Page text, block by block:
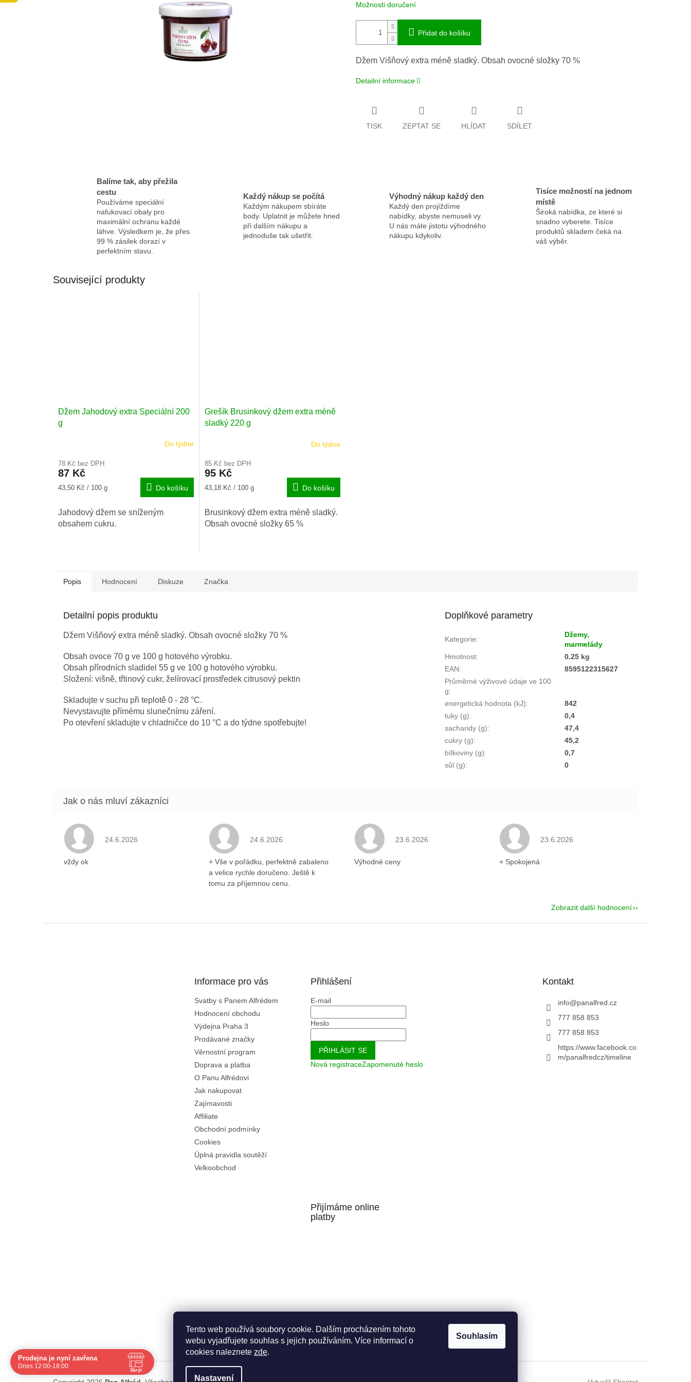
Tento web používá soubory cookie. Dalším procházením tohoto
webu vyjadřujete souhlas s jejich používáním. Více informací o
cookies naleznete zde.
Nastavení
Souhlasím
Možnosti doručení
Přidat do košíku
Džem Višňový extra méně sladký. Obsah ovocné složky 70 %
Detailní informace
TISK ZEPTAT SE HLÍDAT SDÍLET
Balíme tak, aby přežila
cestu
Používáme speciální
nafukovací obaly pro
maximální ochranu každé
láhve. Výsledkem je, že přes
99 % zásilek dorazí v
perfektním stavu.
Každý nákup se počítá
Každým nákupem sbíráte
body. Uplatnit je můžete hned
při dalším nákupu a
jednoduše tak ušetřit.
Výhodný nákup každý den
Každý den projíždíme
nabídky, abyste nemuseli vy.
U nás máte jistotu výhodného
nákupu kdykoliv.
Tisíce možností na jednom
místě
Široká nabídka, ze které si
snadno vyberete. Tisíce
produktů skladem čeká na
váš výběr.
Související produkty
Džem Jahodový extra Speciální 200
g
Do týdne
78 Kč bez DPH
87 Kč
Měrná
43,50 Kč / 100 g Do košíku
Jahodový džem se sníženým
obsahem cukru.
Grešík Brusinkový džem extra méně
sladký 220 g
Do týdne
85 Kč bez DPH
95 Kč
Měrná
43,18 Kč / 100 g Do košíku
Brusinkový džem extra méně sladký.
Obsah ovocné složky 65 %
Popis Hodnocení Diskuze Značka
Detailní popis produktu
Džem Višňový extra méně sladký. Obsah ovocné složky 70 %
Obsah ovoce 70 g ve 100 g hotového výrobku.
Obsah přírodních sladidel 55 g ve 100 g hotového výrobku.
Složení: višně, třtinový cukr, želírovací prostředek citrusový pektin
Skladujte v suchu při teplotě 0 - 28 °C.
Nevystavujte přímému slunečnímu záření.
Po otevření skladujte v chladničce do 10 °C a do týdne spotřebujte!
Doplňkové parametry
Kategorie:
Džemy,
marmelády
Hmotnost:
0.25 kg
EAN:
8595122315627
Průměrné výživové údaje ve 100
g:
energetická hodnota (kJ):
842
tuky (g):
0,4
sacharidy (g):
47,4
cukry (g):
45,2
bílkoviny (g):
0,7
sůl (g): 0
Hodnocení obchodu je 5 z 5 hvězdiček.
24.6.2026
vždy ok
Hodnocení obchodu je 5 z 5 hvězdiček.
24.6.2026
+ Vše v pořádku, perfektně zabaleno
a velice rychle doručeno. Ještě k
tomu za příjemnou cenu.
Hodnocení obchodu je 5 z 5 hvězdiček.
23.6.2026
Výhodné ceny
Hodnocení obchodu je 5 z 5 hvězdiček.
23.6.2026
+ Spokojená
Zobrazit další hodnocení
Informace pro vás
Svatby s Panem Alfrédem
Hodnocení obchodu
Výdejna Praha 3
Prodávané značky
Věrnostní program
Doprava a platba
O Panu Alfrédovi
Jak nakupovat
Zajímavosti
Affiliate
Obchodní podmínky
Cookies
Úplná pravidla soutěží
Velkoobchod
Přihlášení
E-mail
Heslo
PŘIHLÁSIT SE
Nová registraceZapomenuté heslo
Kontakt
info@panalfred.cz
777 858 853
777 858 853
https://www.facebook.co
m/panalfredcz/timeline
Přijímáme online
platby
Facebook
Prodejna je nyní zavřena
Dnes 12:00-18:00
Skrýt